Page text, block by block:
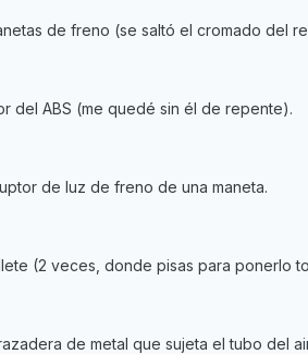
de freno (se saltó el cromado del
del ABS (me quedé sin él de repente).
de luz de freno de una maneta.
(2 veces, donde pisas para ponerlo
de metal que sujeta el tubo del